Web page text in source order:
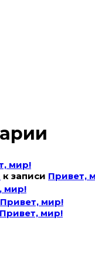
мир!
к записи Привет,
мир!
Привет, мир!
Привет, мир!